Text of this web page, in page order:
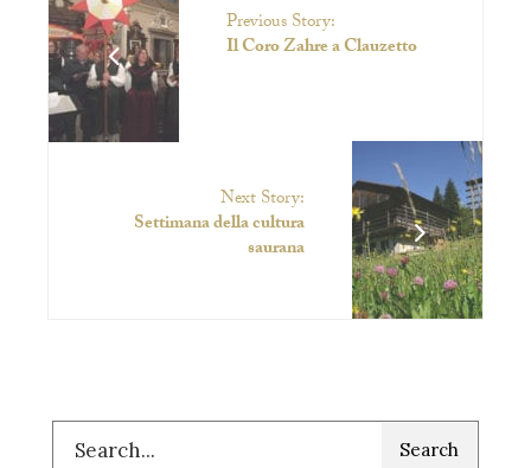
Previous Story:
Il Coro Zahre a Clauzetto
Next Story:
Settimana della cultura
saurana
Search